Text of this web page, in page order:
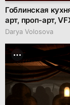
Гоблинская
арт, проп-арт,
Darya Volosova